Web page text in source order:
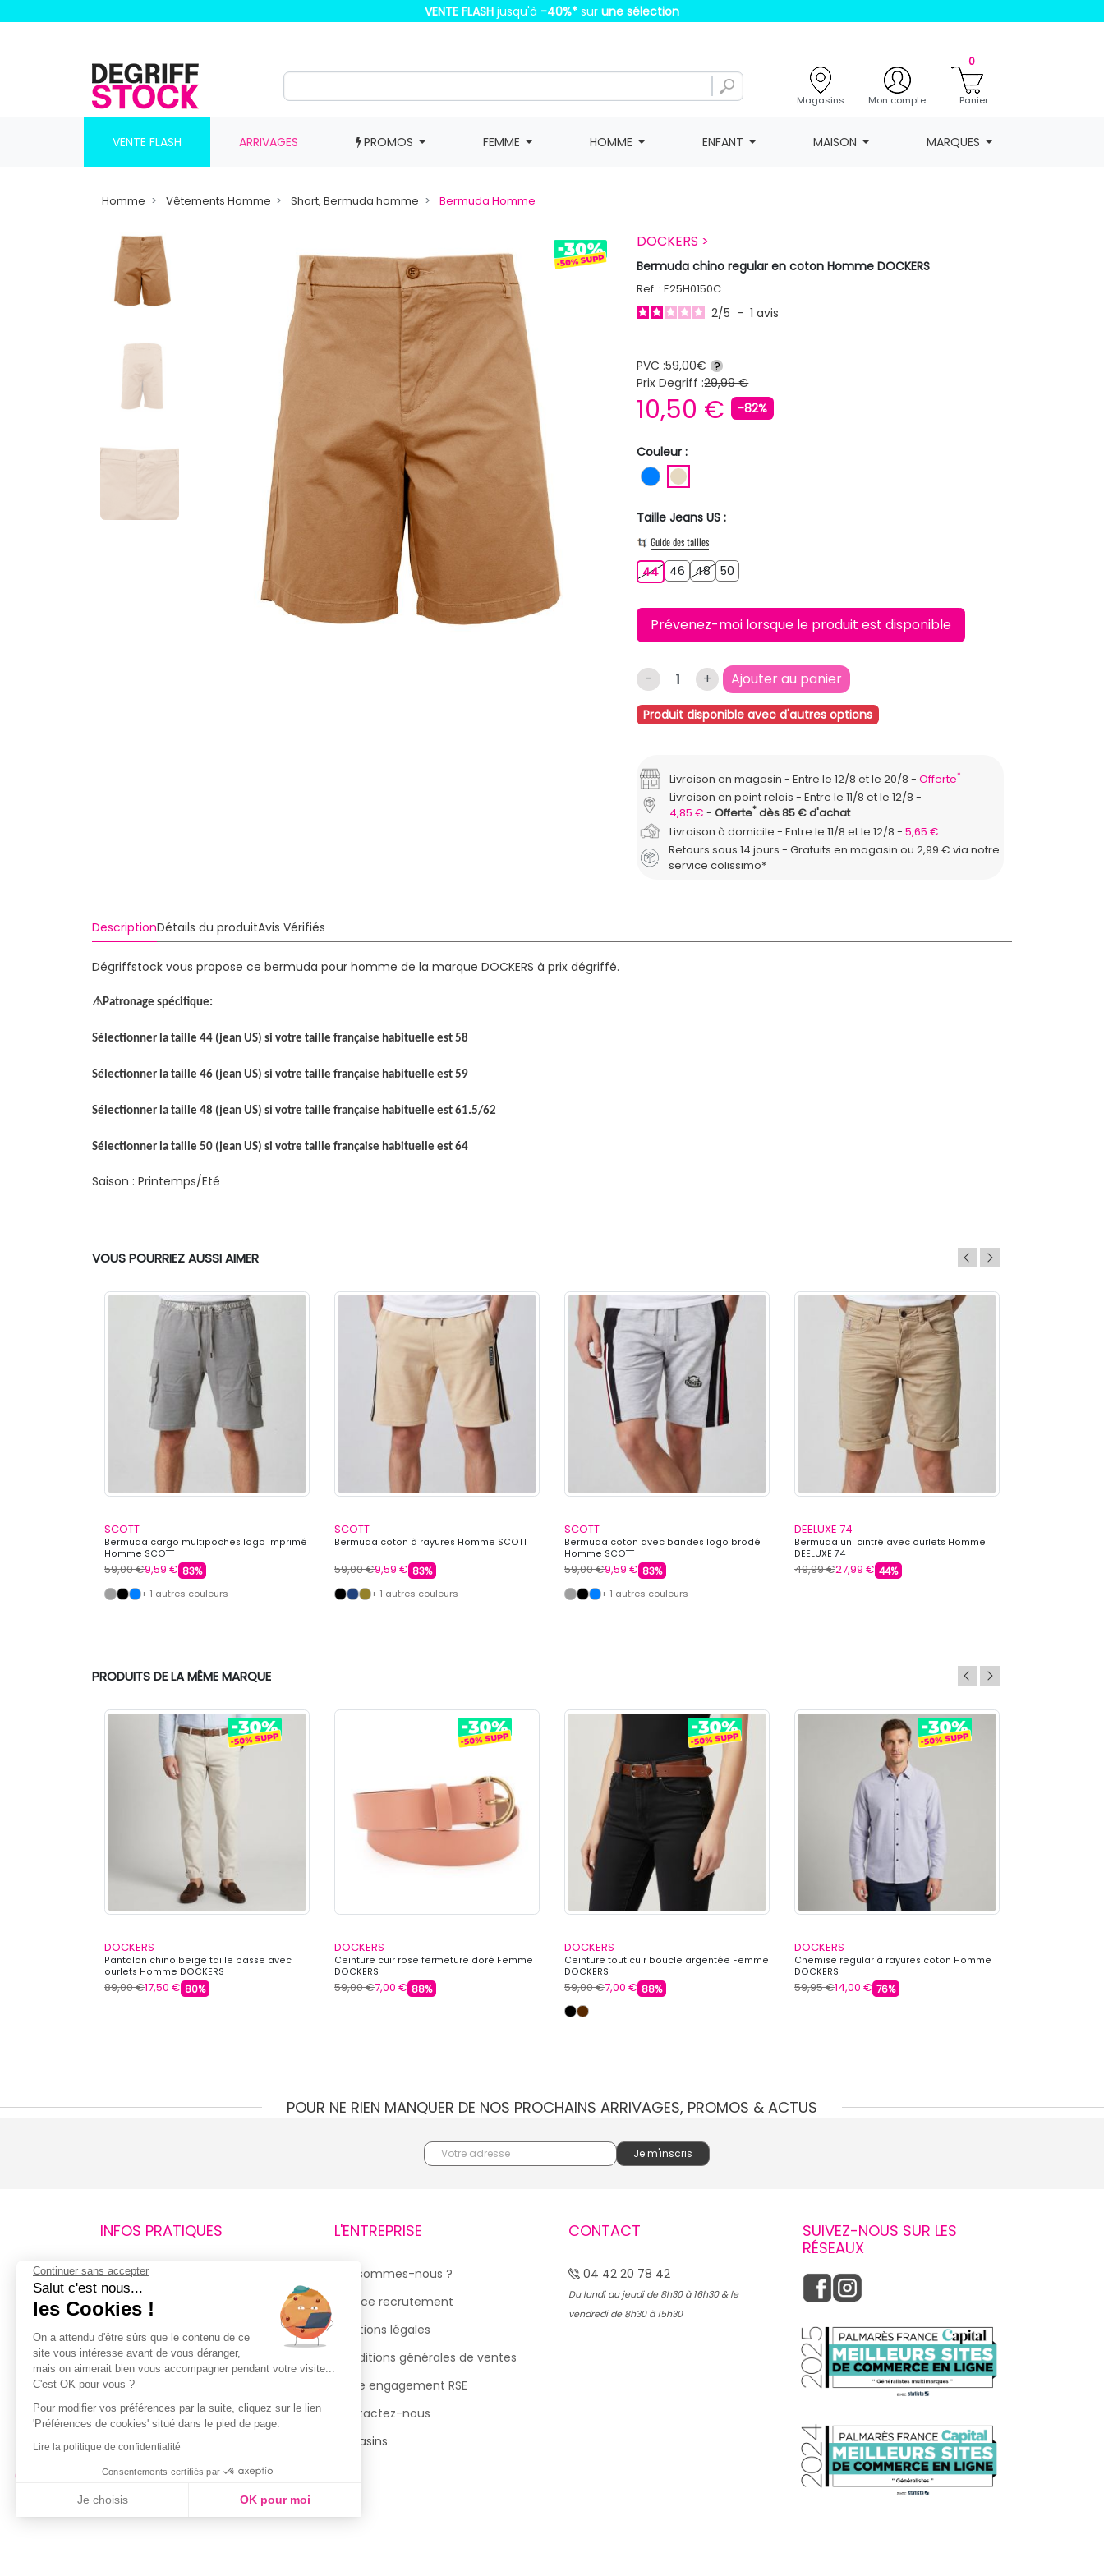
VENTE FLASH jusqu'à -40%* sur une sélection
Magasins Mon compte
0
Panier
VENTE FLASH ARRIVAGES PROMOS FEMME HOMME ENFANT MAISON MARQUES
Homme Vêtements Homme Short, Bermuda homme Bermuda Homme
DOCKERS >
Bermuda chino regular en coton Homme DOCKERS
Ref. : E25H0150C
2/5 - 1avis
PVC :59,00€ ?
Prix Degriff :29,99 €
10,50 € -82%
Couleur :
BLEU
Taille Jeans US :
Guide des tailles
444446 46484850
Prévenez-moi lorsque le produit est disponible
- + Ajouter au panier
Produit disponible avec d'autres options
Livraison en magasin Entre le 12/8 et le 20/8 Offerte*
Livraison en point relais
Entre le 11/8 et le 12/8
4,85 €
Offerte*dès 85 € d'achat
Livraison à domicile
Entre le 11/8 et le 12/8
5,65 €
Retours sous 14 jours - Gratuits en magasin ou 2,99 € via notre
service colissimo*
DescriptionDétails du produitAvis Vérifiés
Dégriffstock vous propose ce bermuda pour homme de la marque DOCKERS à prix dégriffé.
⚠Patronage spécifique:
Sélectionner la taille 44 (jean US) si votre taille française habituelle est 58
Sélectionner la taille 46 (jean US) si votre taille française habituelle est 59
Sélectionner la taille 48 (jean US) si votre taille française habituelle est 61.5/62
Sélectionner la taille 50 (jean US) si votre taille française habituelle est 64
Saison : Printemps/Eté
VOUS POURRIEZ AUSSI AIMER
SCOTT
Bermuda cargo multipoches logo imprimé
Homme SCOTT
59,00 €9,59 € 83%
+ 1 autres couleurs
SCOTT
Bermuda coton à rayures Homme SCOTT
59,00 €9,59 € 83%
+ 1 autres couleurs
SCOTT
Bermuda coton avec bandes logo brodé
Homme SCOTT
59,00 €9,59 € 83%
+ 1 autres couleurs
DEELUXE 74
Bermuda uni cintré avec ourlets Homme
DEELUXE 74
49,99 €27,99 € 44%
PRODUITS DE LA MÊME MARQUE
DOCKERS
Pantalon chino beige taille basse avec
ourlets Homme DOCKERS
89,00 €17,50 € 80%
DOCKERS
Ceinture cuir rose fermeture doré Femme
DOCKERS
59,00 €7,00 € 88%
DOCKERS
Ceinture tout cuir boucle argentée Femme
DOCKERS
59,00 €7,00 € 88%
DOCKERS
Chemise regular à rayures coton Homme
DOCKERS
59,95 €14,00 € 76%
POUR NE RIEN MANQUER DE NOS PROCHAINS ARRIVAGES, PROMOS & ACTUS
INFOS PRATIQUES
Retours et remboursements
Suivi de commande
Livraisons
Guide des tailles
Politique de confidentialité
Conditions générales d’utilisation
de la Carte de Fidélité
L'ENTREPRISE
Qui sommes-nous ?
Espace recrutement
Mentions légales
Conditions générales de ventes
Notre engagement RSE
Contactez-nous
Magasins
CONTACT
04 42 20 78 42
Du lundi au jeudi de 8h30 à 16h30 & le
vendredi de 8h30 à 15h30
SUIVEZ-NOUS SUR LES
RÉSEAUX
Continuer sans accepter
Salut c'est nous...
les Cookies !
On a attendu d'être sûrs que le contenu de ce
site vous intéresse avant de vous déranger,
mais on aimerait bien vous accompagner pendant votre visite...
C'est OK pour vous ?
Pour modifier vos préférences par la suite, cliquez sur le lien
'Préférences de cookies' situé dans le pied de page.
Lire la politique de confidentialité
Consentements certifiés par
Je choisis OK pour moi